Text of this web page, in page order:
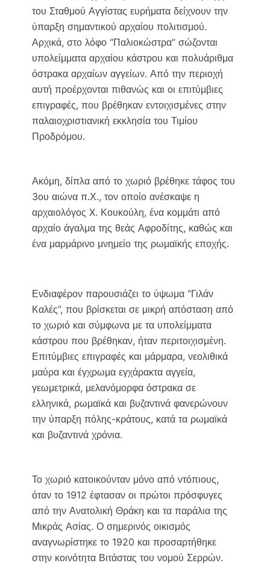
του Σταθμού Αγγίστας ευρήματα δείχνουν την
ύπαρξη σημαντικού αρχαίου πολιτισμού.
Αρχικά, στο λόφο “Παλιοκώστρα” σώζονται
υπολείμματα αρχαίου κάστρου και πολυάριθμα
όστρακα αρχαίων αγγείων. Από την περιοχή
αυτή προέρχονται πιθανώς και οι επιτύμβιες
επιγραφές, που βρέθηκαν εντοιχισμένες στην
παλαιοχριστιανική εκκλησία του Τιμίου
Προδρόμου.
Ακόμη, δίπλα από το χωριό βρέθηκε τάφος του
3ου αιώνα π.Χ., τον οποίο ανέσκαψε η
αρχαιολόγος X. Κουκούλη, ένα κομμάτι από
αρχαίο άγαλμα της θεάς Αφροδίτης, καθώς και
ένα μαρμάρινο μνημείο της ρωμαϊκής εποχής.
Ενδιαφέρον παρουσιάζει το ύψωμα “Γιλάν
Καλές”, που βρίσκεται σε μικρή απόσταση από
το χωριό και σύμφωνα με τα υπολείμματα
κάστρου που βρέθηκαν, ήταν περιτοιχισμένη.
Επιτύμβιες επιγραφές και μάρμαρα, νεολιθικά
μαύρα και έγχρωμα εγχάρακτα αγγεία,
γεωμετρικά, μελανόμορφα όστρακα σε
ελληνικά, ρωμαϊκά και βυζαντινά φανερώνουν
την ύπαρξη πόλης-κράτους, κατά τα ρωμαϊκά
και βυζαντινά χρόνια.
Το χωριό κατοικούνταν μόνο από ντόπιους,
όταν το 1912 έφτασαν οι πρώτοι πρόσφυγες
από την Ανατολική Θράκη και τα παράλια της
Μικράς Ασίας. Ο σημερινός οικισμός
αναγνωρίστηκε το 1920 και προσαρτήθηκε
στην κοινότητα Βιτάστας του νομού Σερρών.